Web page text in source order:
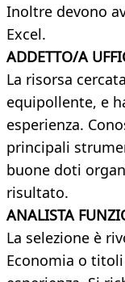
Inoltre devono
Excel.
ADDETTO/A
La risorsa
equipollente, e
esperienza.
principali
buone doti
risultato.
ANALISTA
La selezione è
Economia o